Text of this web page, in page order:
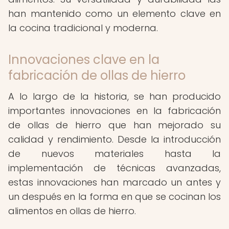
han mantenido como un elemento clave en
la cocina tradicional y moderna.
Innovaciones clave en la
fabricación de ollas de hierro
A lo largo de la historia, se han producido
importantes innovaciones en la fabricación
de ollas de hierro que han mejorado su
calidad y rendimiento. Desde la introducción
de nuevos materiales hasta la
implementación de técnicas avanzadas,
estas innovaciones han marcado un antes y
un después en la forma en que se cocinan los
alimentos en ollas de hierro.